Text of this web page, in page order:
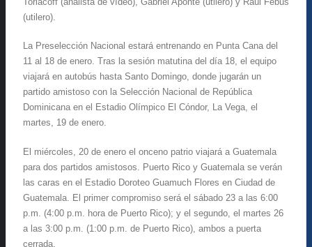
(utilero).
La Preselección Nacional estará entrenando en Punta Cana del
11 al 18 de enero. Tras la sesión matutina del día 18, el equipo
viajará en autobús hasta Santo Domingo, donde jugarán un
partido amistoso con la Selección Nacional de República
Dominicana en el Estadio Olímpico El Cóndor, La Vega, el
martes, 19 de enero.
El miércoles, 20 de enero el onceno patrio viajará a Guatemala
para dos partidos amistosos. Puerto Rico y Guatemala se verán
las caras en el Estadio Doroteo Guamuch Flores en Ciudad de
Guatemala. El primer compromiso será el sábado 23 a las 6:00
p.m. (4:00 p.m. hora de Puerto Rico); y el segundo, el martes 26
a las 3:00 p.m. (1:00 p.m. de Puerto Rico), ambos a puerta
cerrada.